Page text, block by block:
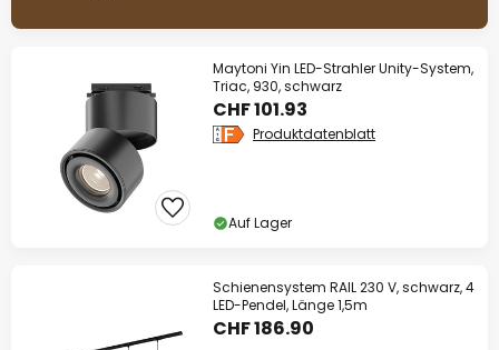
Maytoni Yin LED-Strahler Unity-System,
Triac, 930, schwarz
CHF 101.93
Produktdatenblatt
Auf Lager
Schienensystem RAIL 230 V, schwarz, 4
LED-Pendel, Länge 1,5m
CHF 186.90